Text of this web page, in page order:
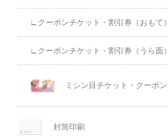
∟クーポンチケット・割引券（おもて）
∟クーポンチケット・割引券（うら面）
ミシン目チケット・クーポン
封筒印刷